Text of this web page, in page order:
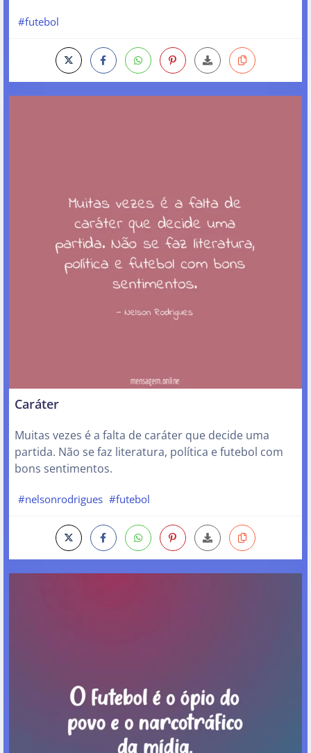
#futebol
Caráter
Muitas vezes é a falta de caráter que decide uma
partida. Não se faz literatura, política e futebol com
bons sentimentos.
#nelsonrodrigues #futebol